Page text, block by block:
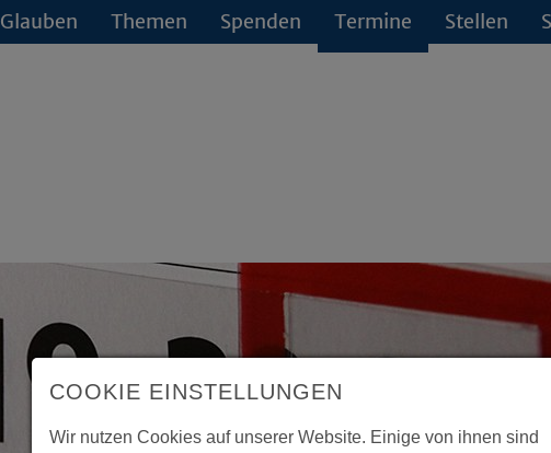
Glauben Themen Spenden Termine Stellen
COOKIE EINSTELLUNGEN
Wir nutzen Cookies auf unserer Website. Einige von ihnen sind